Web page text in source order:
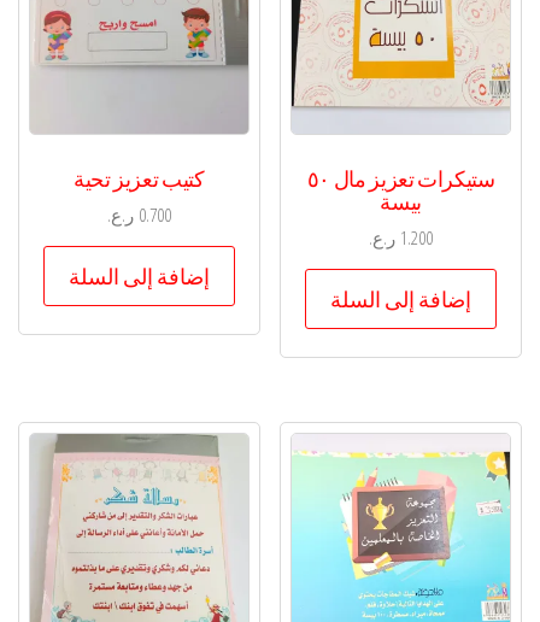
ستيكرات تعزيز مال ٥٠
بيسة
1.200 ر.ع.
إضافة إلى السلة
كتيب تعزيز تحية
0.700 ر.ع.
إضافة إلى السلة